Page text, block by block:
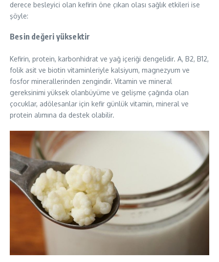
derece besleyici olan kefirin öne çıkan olası sağlık etkileri ise
şöyle:
Besin değeri yüksektir
Kefirin, protein, karbonhidrat ve yağ içeriği dengelidir. A, B2, B12,
folik asit ve biotin vitaminleriyle kalsiyum, magnezyum ve
fosfor minerallerinden zengindir. Vitamin ve mineral
gereksinimi yüksek olanbüyüme ve gelişme çağında olan
çocuklar, adölesanlar için kefir günlük vitamin, mineral ve
protein alımına da destek olabilir.